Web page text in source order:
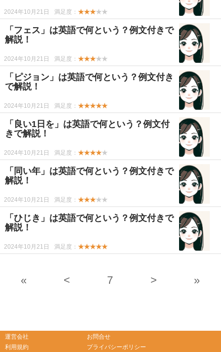
2024年10月21日 満足度： ★★★★★
「フェス」は英語で何という？例文付きで
解説！
2024年10月21日 満足度： ★★★★★
「ピジョン」は英語で何という？例文付き
で解説！
2024年10月21日 満足度： ★★★★★
「良い1日を」は英語で何という？例文付
きで解説！
2024年10月21日 満足度： ★★★★★
「同い年」は英語で何という？例文付きで
解説！
2024年10月21日 満足度： ★★★★★
「ひじき」は英語で何という？例文付きで
解説！
2024年10月21日 満足度： ★★★★★
« < 7 > »
運営会社
お問合せ
利用規約
プライバシーポリシー